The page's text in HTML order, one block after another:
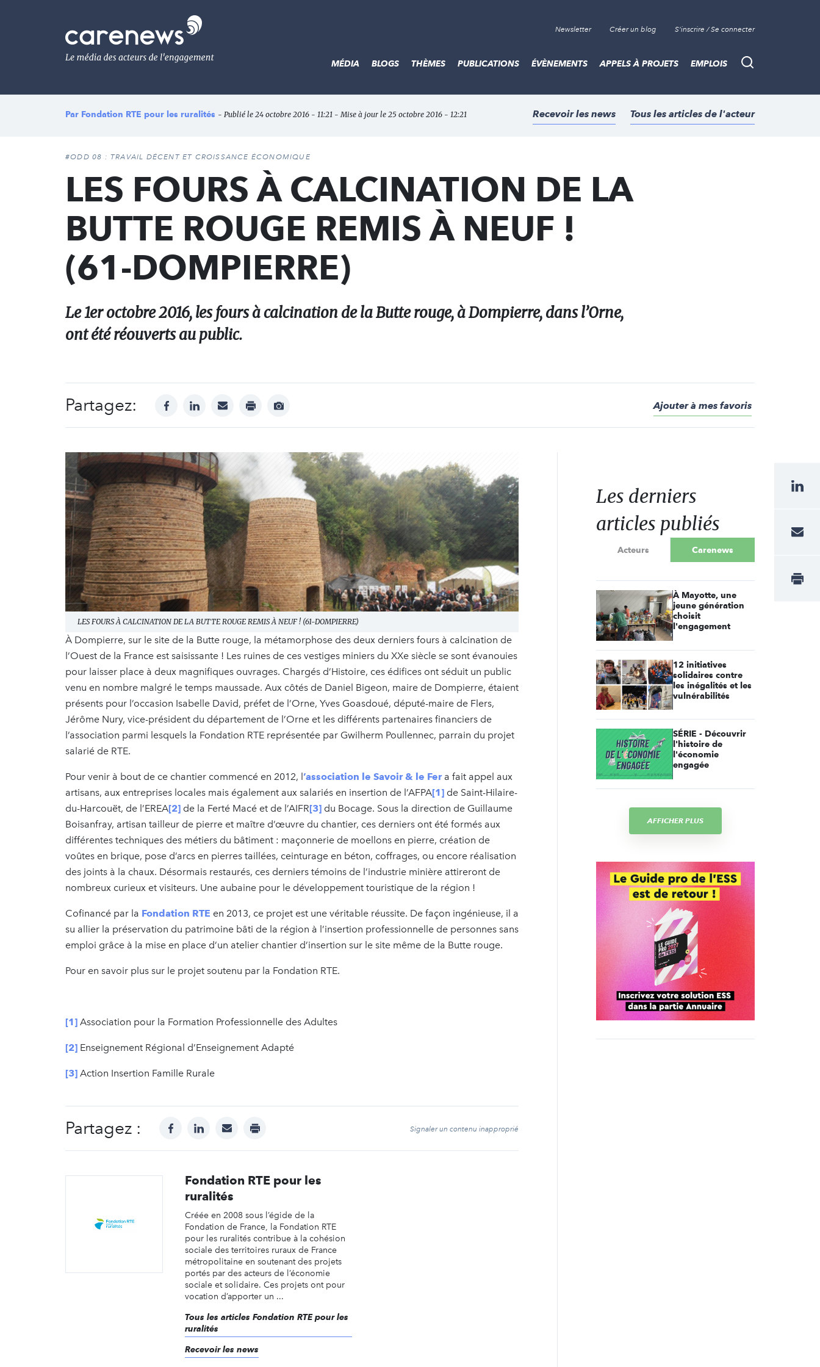
Le
média
de
l'engagement
Newsletter Créer un blog S'inscrire / Se connecter
Recherche
MÉDIA BLOGS THÈMES PUBLICATIONS ÉVÈNEMENTS APPELS À PROJETS EMPLOIS
Par Fondation RTE pour les ruralités - Publié le 24 octobre 2016 - 11:21 - Mise à jour le 25 octobre 2016 - 12:21 Recevoir les news Tous les articles de l'acteur
#ODD 08 : TRAVAIL DÉCENT ET CROISSANCE ÉCONOMIQUE
LES FOURS À CALCINATION DE LA
BUTTE ROUGE REMIS À NEUF !
(61-DOMPIERRE)
Le 1er octobre 2016, les fours à calcination de la Butte rouge, à Dompierre, dans l’Orne,
ont été réouverts au public.
Partagez: facebooklinkedinmail print
Afficher
Ajouter à mes favoris
LES FOURS À CALCINATION DE LA BUTTE ROUGE REMIS À NEUF ! (61-DOMPIERRE)
À Dompierre, sur le site de la Butte rouge, la métamorphose des deux derniers fours à calcination de
l’Ouest de la France est saisissante ! Les ruines de ces vestiges miniers du XXe siècle se sont évanouies
pour laisser place à deux magnifiques ouvrages. Chargés d’Histoire, ces édifices ont séduit un public
venu en nombre malgré le temps maussade. Aux côtés de Daniel Bigeon, maire de Dompierre, étaient
présents pour l’occasion Isabelle David, préfet de l’Orne, Yves Goasdoué, député-maire de Flers,
Jérôme Nury, vice-président du département de l’Orne et les différents partenaires financiers de
l’association parmi lesquels la Fondation RTE représentée par Gwilherm Poullennec, parrain du projet
salarié de RTE.
Pour venir à bout de ce chantier commencé en 2012, l’association le Savoir & le Fera fait appel aux
artisans, aux entreprises locales mais également aux salariés en insertion de l’AFPA[1] de Saint-Hilaire-
du-Harcouët, de l’EREA[2] de la Ferté Macé et de l’AIFR[3] du Bocage. Sous la direction de Guillaume
Boisanfray, artisan tailleur de pierre et maître d’œuvre du chantier, ces derniers ont été formés aux
différentes techniques des métiers du bâtiment : maçonnerie de moellons en pierre, création de
voûtes en brique, pose d’arcs en pierres taillées, ceinturage en béton, coffrages, ou encore réalisation
des joints à la chaux. Désormais restaurés, ces derniers témoins de l’industrie minière attireront de
nombreux curieux et visiteurs. Une aubaine pour le développement touristique de la région !
Cofinancé par la Fondation RTE en 2013, ce projet est une véritable réussite. De façon ingénieuse, il a
su allier la préservation du patrimoine bâti de la région à l’insertion professionnelle de personnes sans
emploi grâce à la mise en place d’un atelier chantier d’insertion sur le site même de la Butte rouge.
Pour en savoir plus sur le projet soutenu par la Fondation RTE.
[1] Association pour la Formation Professionnelle des Adultes
[2] Enseignement Régional d’Enseignement Adapté
[3] Action Insertion Famille Rurale
Partagez : facebooklinkedinmail print Signaler un contenu inapproprié
Fondation RTE pour les
ruralités
Créée en 2008 sous l’égide de la
Fondation de France, la Fondation RTE
pour les ruralités contribue à la cohésion
sociale des territoires ruraux de France
métropolitaine en soutenant des projets
portés par des acteurs de l’économie
sociale et solidaire. Ces projets ont pour
vocation d’apporter un ...
Tous les articles Fondation RTE pour les
ruralités
Recevoir les news
Les derniers
articles publiés
Acteurs Carenews
À Mayotte, une
jeune génération
choisit
l'engagement
12 initiatives
solidaires contre
les inégalités et les
vulnérabilités
SÉRIE - Découvrir
l'histoire de
l'économie
engagée
AFFICHER PLUS